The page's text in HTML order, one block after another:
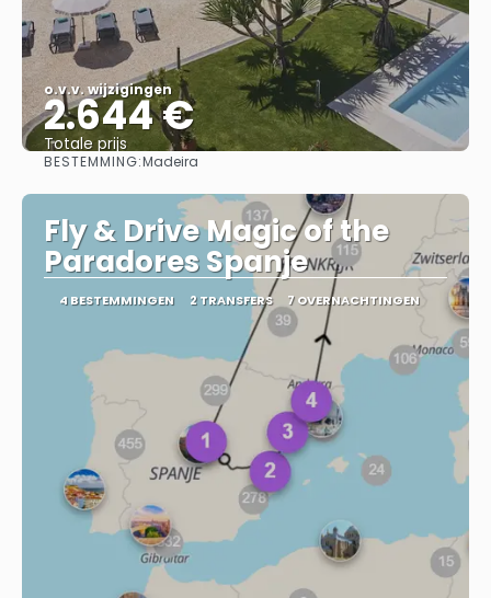
o.v.v. wijzigingen
2.644 €
Totale prijs
BESTEMMING:Madeira
Fly & Drive Magic of the
Paradores Spanje
4 BESTEMMINGEN 2 TRANSFERS 7 OVERNACHTINGEN